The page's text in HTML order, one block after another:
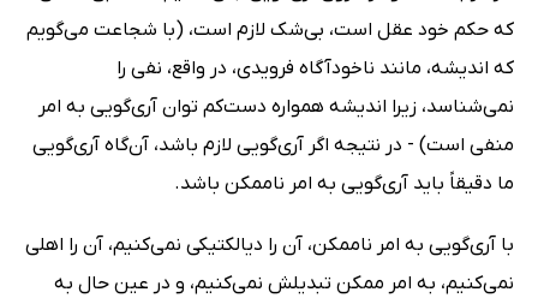
که حکم خود عقل است، بی‌شک لازم است، (با شجاعت می‌گویم
که اندیشه، مانند ناخودآگاه فرویدی، در واقع، نفی را
نمی‌شناسد، زیرا اندیشه همواره دست‌کم توان آری‌گویی به امر
منفی است) -‌ در نتیجه اگر آری‌گویی لازم باشد، ‌آن‌گاه آری‌گویی
ما دقیقاً باید آری‌گویی به امر ناممکن باشد.
با آری‌گویی به امر ناممکن، آن را دیالکتیکی نمی‌کنیم، آن را اهلی
نمی‌کنیم، به امر ممکن تبدیلش نمی‌کنیم، و در عین حال به